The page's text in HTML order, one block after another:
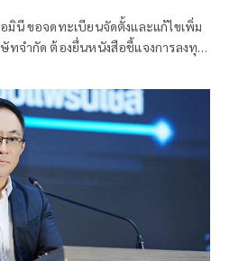
นี ขอจดทะเบียนจัดตั้งและแก้ไขเพิ่ม
ทจำกัด ต้องยื่นหนังสือชี้แจงการลงทุน